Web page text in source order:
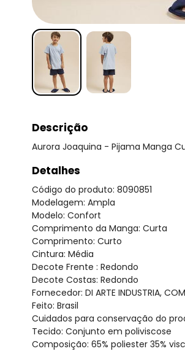
Descrição
Aurora Joaquina - Pijama Manga
Detalhes
Código do produto: 8090851
Modelagem: Ampla
Modelo: Confort
Comprimento da Manga: Curta
Comprimento: Curto
Cintura: Média
Decote Frente : Redondo
Decote Costas: Redondo
Fornecedor: DI ARTE INDUSTRIA,
Feito: Brasil
Cuidados para conservação do
Tecido: Conjunto em poliviscose
Composição: 65% poliester 35%